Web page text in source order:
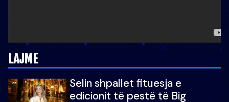
LAJME
Selin shpallet fituesja e
edicionit të pestë të Big